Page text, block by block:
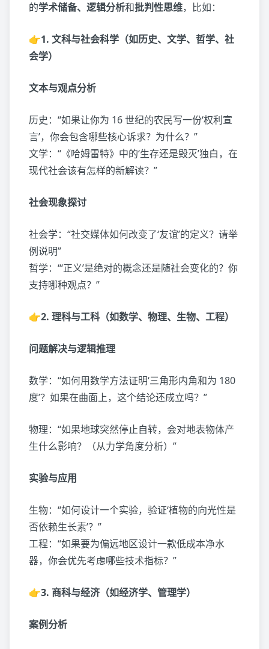
的学术储备、逻辑分析和批判性思维，比如：
👉1. 文科与社会科学（如历史、文学、哲学、社
会学）
文本与观点分析
历史：“如果让你为 16 世纪的农民写一份‘权利宣
言’，你会包含哪些核心诉求？为什么？”
文学：“《哈姆雷特》中的‘生存还是毁灭’独白，在
现代社会该有怎样的新解读？”
社会现象探讨
社会学：“社交媒体如何改变了‘友谊’的定义？请举
例说明”
哲学：“‘正义’是绝对的概念还是随社会变化的？你
支持哪种观点？”
👉2. 理科与工科（如数学、物理、生物、工程）
问题解决与逻辑推理
数学：“如何用数学方法证明‘三角形内角和为 180
度’？如果在曲面上，这个结论还成立吗？”
物理：“如果地球突然停止自转，会对地表物体产
生什么影响？（从力学角度分析）”
实验与应用
生物：“如何设计一个实验，验证‘植物的向光性是
否依赖生长素’？”
工程：“如果要为偏远地区设计一款低成本净水
器，你会优先考虑哪些技术指标？”
👉3. 商科与经济（如经济学、管理学）
案例分析